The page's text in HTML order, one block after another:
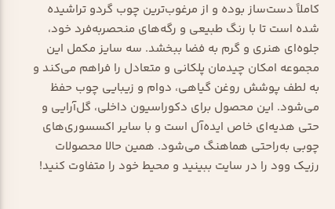
کاملاً دست‌ساز بوده و از مرغوب‌ترین چوب گردو تراشیده
شده است تا با رنگ طبیعی و رگه‌های منحصر‌به‌فرد خود،
جلوه‌ای هنری و گرم به فضا ببخشد. سه سایز مکمل این
مجموعه امکان چیدمان پلکانی و متعادل را فراهم می‌کند و
به لطف پوشش روغن گیاهی، دوام و زیبایی چوب حفظ
می‌شود. این محصول برای دکوراسیون داخلی، گل‌آرایی و
حتی هدیه‌ای خاص ایده‌آل است و با سایر اکسسوری‌های
چوبی به‌راحتی هماهنگ می‌شود. همین حالا محصولات
رزیک وود را در سایت ببینید و محیط خود را متفاوت کنید!